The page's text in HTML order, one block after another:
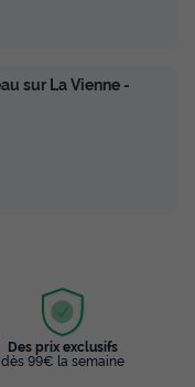
sur La Vienne -
Des prix exclusifs
dès 99€ la semaine